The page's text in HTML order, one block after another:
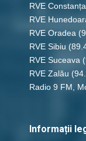
RVE Constanța
RVE
RVE Oradea
RVE Sibiu
RVE Suceava
RVE Zalău
Radio 9 FM,
Informații